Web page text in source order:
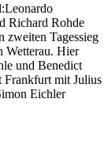
Richard Rohde
zweiten Tagessieg
Wetterau. Hier
und Benedict
Frankfurt mit Julius
Eichler